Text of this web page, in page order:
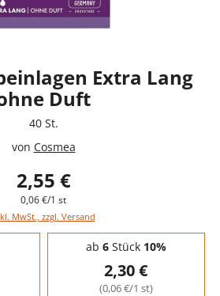
Extra Lang
Duft
40 St.
von Cosmea
2,55 €
0,06 €/1 st
MwSt., zzgl. Versand
ab 6Stück 10%
2,30 €
(0,06 €/1 st)